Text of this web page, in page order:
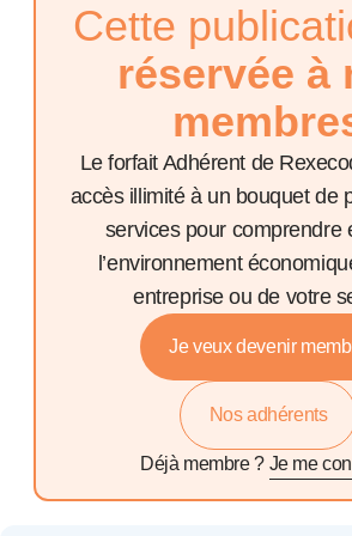
Cette
réservée à
Le forfait Adhérent de
accès illimité à un bouquet de
services pour comprendre
l’environnement
entreprise ou de votre
Je veux devenir
Nos adhérents
Déjà membre ? Je me